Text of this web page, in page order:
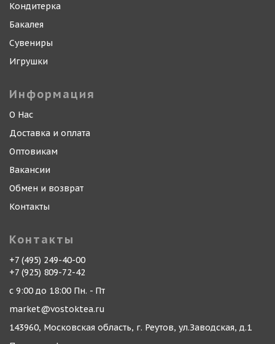
Кондитерка
Бакалея
Сувениры
Игрушки
Информация
О Нас
Доставка и оплата
Оптовикам
Вакансии
Обмен и возврат
Контакты
Контакты
+7 (495) 249-40-00
+7 (925) 809-72-42
с 9:00 до 18:00 Пн. - Пт
market@vostoktea.ru
143960, Московская область, г. Реутов, ул.Заводская, д.1